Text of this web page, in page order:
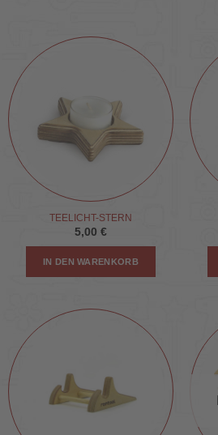
TEELICHT-STERN
5,00 €
IN DEN WARENKORB